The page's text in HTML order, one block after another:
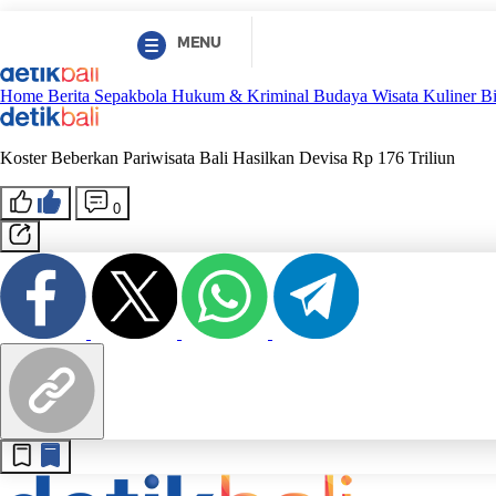
MENU
Home Berita Sepakbola Hukum & Kriminal Budaya Wisata Kuliner
Koster Beberkan Pariwisata Bali Hasilkan Devisa Rp 176 Triliun
0